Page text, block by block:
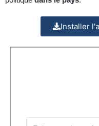
Installer